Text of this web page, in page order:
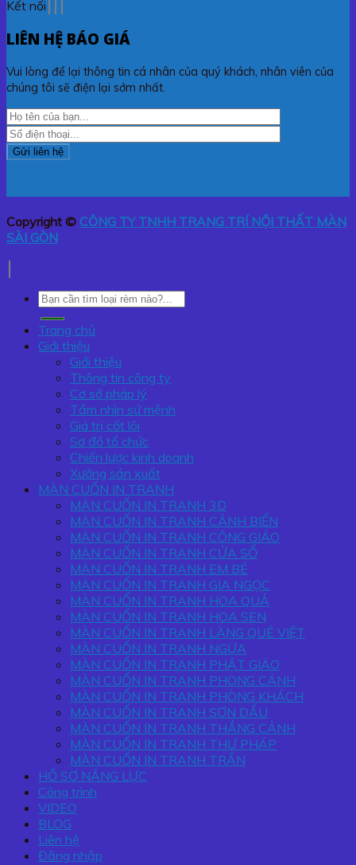
Kết nối
LIÊN HỆ BÁO GIÁ
Vui lòng để lại thông tin cá nhân của quý khách, nhân viên của
chúng tôi sẽ điện lại sớm nhất.
Copyright © CÔNG TY TNHH TRANG TRÍ NỘI THẤT MÀN
SÀI GÒN
Tìm
kiếm:
Trang chủ
Giới thiệu
Giới thiệu
Thông tin công ty
Cơ sở pháp lý
Tầm nhìn sứ mệnh
Giá trị cốt lõi
Sơ đồ tổ chức
Chiến lược kinh doanh
Xưởng sản xuất
MÀN CUỐN IN TRANH
MÀN CUỐN IN TRANH 3D
MÀN CUỐN IN TRANH CẢNH BIỂN
MÀN CUỐN IN TRANH CÔNG GIÁO
MÀN CUỐN IN TRANH CỬA SỔ
MÀN CUỐN IN TRANH EM BÉ
MÀN CUỐN IN TRANH GIA NGỌC
MÀN CUỐN IN TRANH HOA QUẢ
MÀN CUỐN IN TRANH HOA SEN
MÀN CUỐN IN TRANH LÀNG QUÊ VIỆT
MÀN CUỐN IN TRANH NGỰA
MÀN CUỐN IN TRANH PHẬT GIÁO
MÀN CUỐN IN TRANH PHONG CẢNH
MÀN CUỐN IN TRANH PHÒNG KHÁCH
MÀN CUỐN IN TRANH SƠN DẦU
MÀN CUỐN IN TRANH THẮNG CẢNH
MÀN CUỐN IN TRANH THƯ PHÁP
MÀN CUỐN IN TRANH TRẦN
HỒ SƠ NĂNG LỰC
Công trình
VIDEO
BLOG
Liên hệ
Đăng nhập